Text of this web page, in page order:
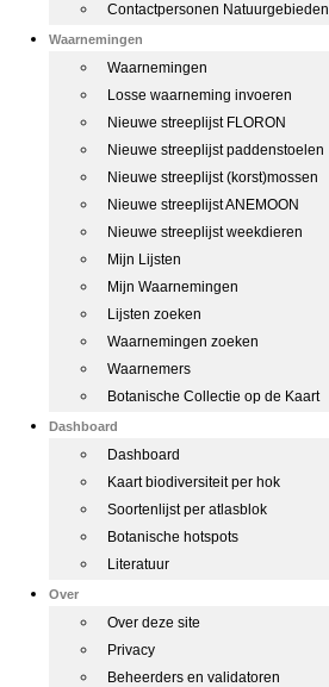
Contactpersonen Natuurgebieden
Waarnemingen
Waarnemingen
Losse waarneming invoeren
Nieuwe streeplijst FLORON
Nieuwe streeplijst paddenstoelen
Nieuwe streeplijst (korst)mossen
Nieuwe streeplijst ANEMOON
Nieuwe streeplijst weekdieren
Mijn Lijsten
Mijn Waarnemingen
Lijsten zoeken
Waarnemingen zoeken
Waarnemers
Botanische Collectie op de Kaart
Dashboard
Dashboard
Kaart biodiversiteit per hok
Soortenlijst per atlasblok
Botanische hotspots
Literatuur
Over
Over deze site
Privacy
Beheerders en validatoren